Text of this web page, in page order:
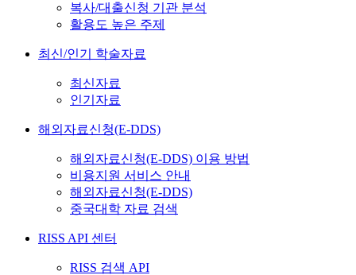
복사/대출신청 기관 분석
활용도 높은 주제
최신/인기 학술자료
최신자료
인기자료
해외자료신청(E-DDS)
해외자료신청(E-DDS) 이용 방법
비용지원 서비스 안내
해외자료신청(E-DDS)
중국대학 자료 검색
RISS API 센터
RISS 검색 API